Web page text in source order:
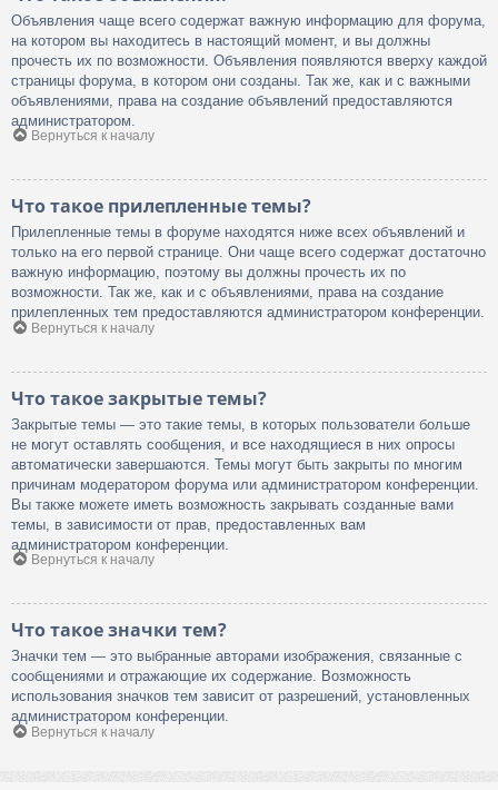
Объявления чаще всего содержат важную информацию для форума,
на котором вы находитесь в настоящий момент, и вы должны
прочесть их по возможности. Объявления появляются вверху каждой
страницы форума, в котором они созданы. Так же, как и с важными
объявлениями, права на создание объявлений предоставляются
администратором.
Вернуться к началу
Что такое прилепленные темы?
Прилепленные темы в форуме находятся ниже всех объявлений и
только на его первой странице. Они чаще всего содержат достаточно
важную информацию, поэтому вы должны прочесть их по
возможности. Так же, как и с объявлениями, права на создание
прилепленных тем предоставляются администратором конференции.
Вернуться к началу
Что такое закрытые темы?
Закрытые темы — это такие темы, в которых пользователи больше
не могут оставлять сообщения, и все находящиеся в них опросы
автоматически завершаются. Темы могут быть закрыты по многим
причинам модератором форума или администратором конференции.
Вы также можете иметь возможность закрывать созданные вами
темы, в зависимости от прав, предоставленных вам
администратором конференции.
Вернуться к началу
Что такое значки тем?
Значки тем — это выбранные авторами изображения, связанные с
сообщениями и отражающие их содержание. Возможность
использования значков тем зависит от разрешений, установленных
администратором конференции.
Вернуться к началу